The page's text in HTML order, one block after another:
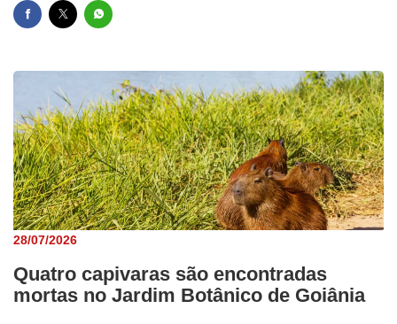
28/07/2026
Quatro capivaras são encontradas
mortas no Jardim Botânico de Goiânia